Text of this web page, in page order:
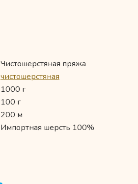
Чистошерстяная пряжа
чистошерстяная
1000 г
100 г
200 м
Импортная шерсть 100%